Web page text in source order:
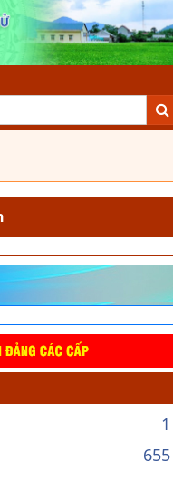
đô thị văn
1
655